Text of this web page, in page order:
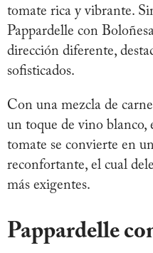
tomate rica y vibrante.
Pappardelle con
dirección diferente,
sofisticados.
Con una mezcla de
un toque de vino blanco,
tomate se convierte en
reconfortante, el cual
más exigentes.
Pappardelle